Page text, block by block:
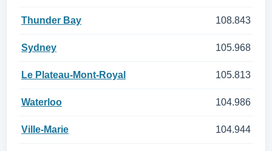
Thunder Bay 108.843
Sydney 105.968
Le Plateau-Mont-Royal 105.813
Waterloo 104.986
Ville-Marie 104.944